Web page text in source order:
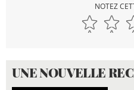
NOTEZ
UNE NOUVELLE